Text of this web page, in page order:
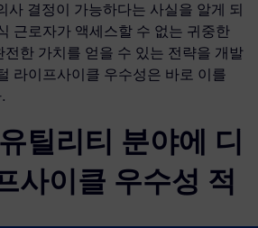
사 결정이 가능하다는 사실을 알게 되
근로자가 액세스할 수 없는 귀중한
한 가치를 얻을 수 있는 전략을 개발
라이프사이클 우수성은 바로 이를
틸리티 분야에 디
사이클 우수성 적